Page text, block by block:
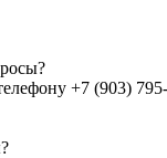
+7 (903)